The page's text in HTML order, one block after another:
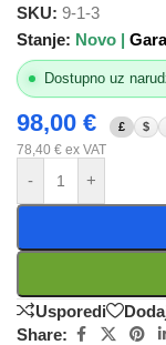
SKU: 9-1-3
Stanje: Novo |
Dostupno uz
98,00 € £ $
78,40 € ex VAT
- +
Usporedi
Share: